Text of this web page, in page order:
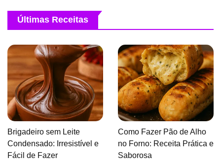
Últimas Receitas
Brigadeiro sem Leite
Condensado: Irresistível e
Fácil de Fazer
Como Fazer Pão de Alho
no Forno: Receita Prática e
Saborosa